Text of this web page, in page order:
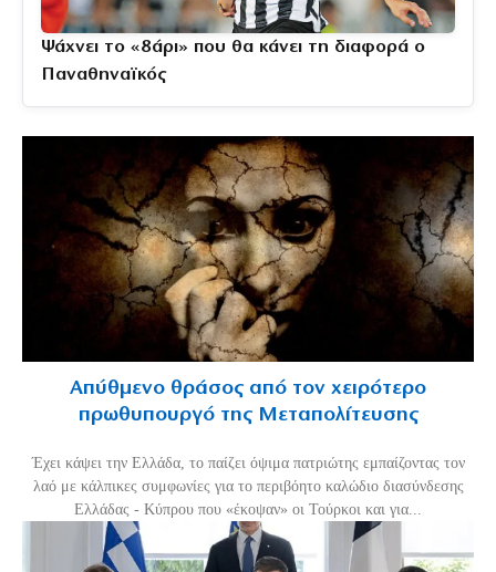
Ψάχνει το «8άρι» που θα κάνει τη διαφορά ο
Παναθηναϊκός
Απύθμενο θράσος από τον χειρότερο
πρωθυπουργό της Μεταπολίτευσης
Έχει κάψει την Ελλάδα, το παίζει όψιμα πατριώτης εμπαίζοντας τον
λαό με κάλπικες συμφωνίες για το περιβόητο καλώδιο διασύνδεσης
Ελλάδας - Κύπρου που «έκοψαν» οι Τούρκοι και για...